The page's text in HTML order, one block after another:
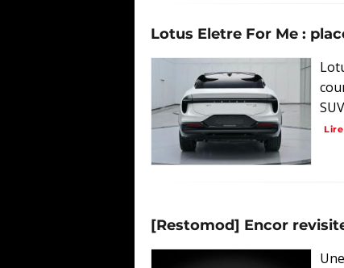
Lotus Eletre For Me :
[Restomod] Encor